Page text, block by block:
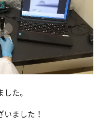
た。
ました！